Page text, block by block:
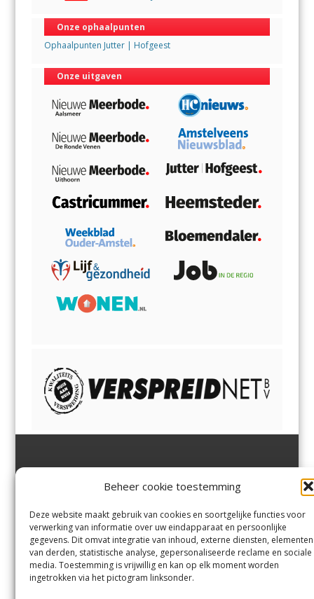
Beheer cookie toestemming
Deze website maakt gebruik van cookies en soortgelijke functies voor
verwerking van informatie over uw eindapparaat en persoonlijke
gegevens. Dit omvat integratie van inhoud, externe diensten, elementen
van derden, statistische analyse, gepersonaliseerde reclame en sociale
media. Toestemming is vrijwillig en kan op elk moment worden
ingetrokken via het pictogram linksonder.
Onze ophaalpunten
Ophaalpunten Jutter | Hofgeest
Onze uitgaven
Margadantstraat 34
0255-533900
info@jutter.nlofinfo@hofgee
st.nl
Velserbroek,Velsen-Zuid,
Zuid,Driehuisen
Spaarnwoude.
Contact
Andere uitgaven